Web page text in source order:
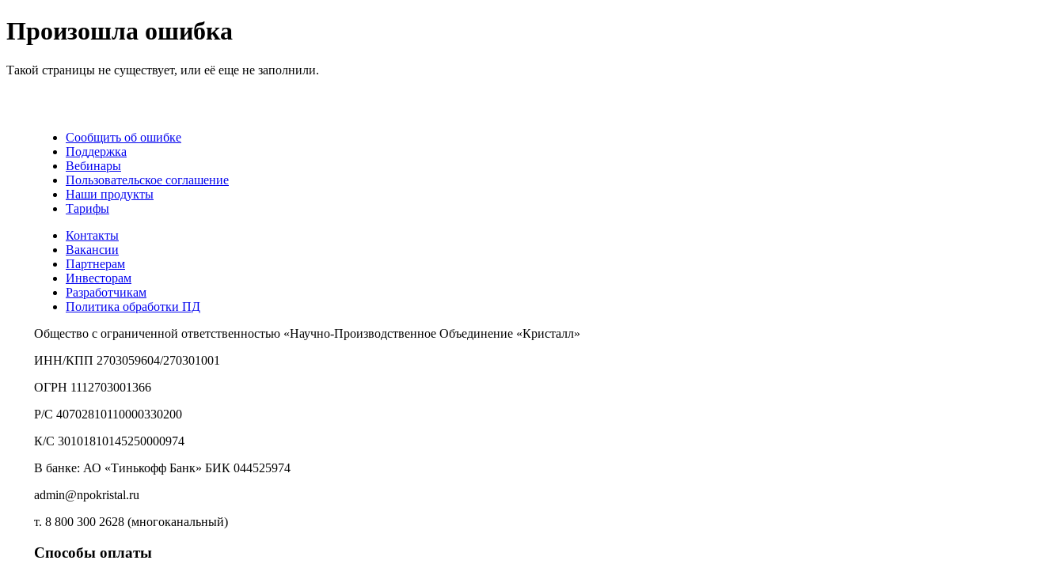
Произошла ошибка
Такой страницы не существует, или её еще не заполнили.
Сообщить об ошибке
Поддержка
Вебинары
Пользовательское соглашение
Наши продукты
Тарифы
Контакты
Вакансии
Партнерам
Инвесторам
Разработчикам
Политика обработки ПД
Общество с ограниченной ответственностью «Научно-Производственное Объединение «Кристалл»
ИНН/КПП 2703059604/270301001
ОГРН 1112703001366
Р/С 40702810110000330200
К/С 30101810145250000974
В банке: АО «Тинькофф Банк» БИК 044525974
admin@npokristal.ru
т. 8 800 300 2628 (многоканальный)
Способы оплаты